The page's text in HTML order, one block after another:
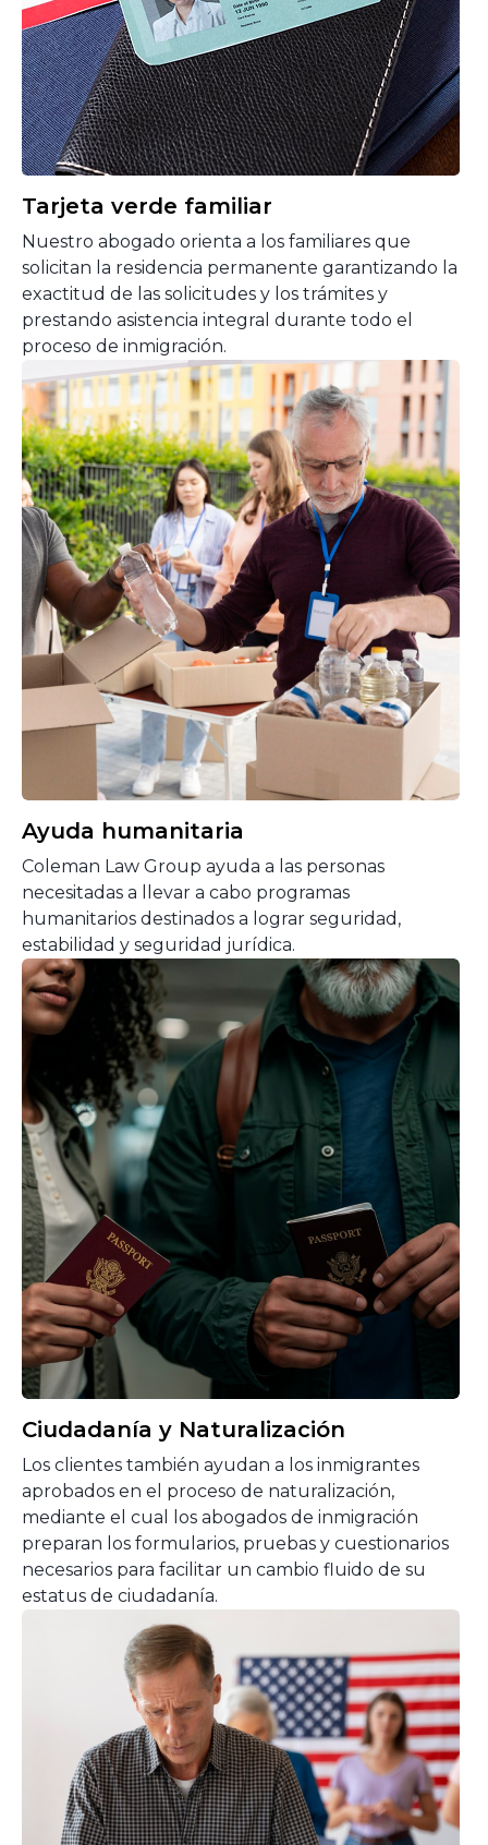
Tarjeta verde familiar
Nuestro abogado orienta a los familiares que
solicitan la residencia permanente garantizando la
exactitud de las solicitudes y los trámites y
prestando asistencia integral durante todo el
proceso de inmigración.
Ayuda humanitaria
Coleman Law Group ayuda a las personas
necesitadas a llevar a cabo programas
humanitarios destinados a lograr seguridad,
estabilidad y seguridad jurídica.
Ciudadanía y Naturalización
Los clientes también ayudan a los inmigrantes
aprobados en el proceso de naturalización,
mediante el cual los abogados de inmigración
preparan los formularios, pruebas y cuestionarios
necesarios para facilitar un cambio fluido de su
estatus de ciudadanía.